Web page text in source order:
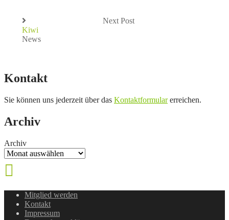
Next Post
Kiwi
News
Kontakt
Sie können uns jederzeit über das Kontaktformularerreichen.
Archiv
Archiv
Mitglied werden
Kontakt
Impressum